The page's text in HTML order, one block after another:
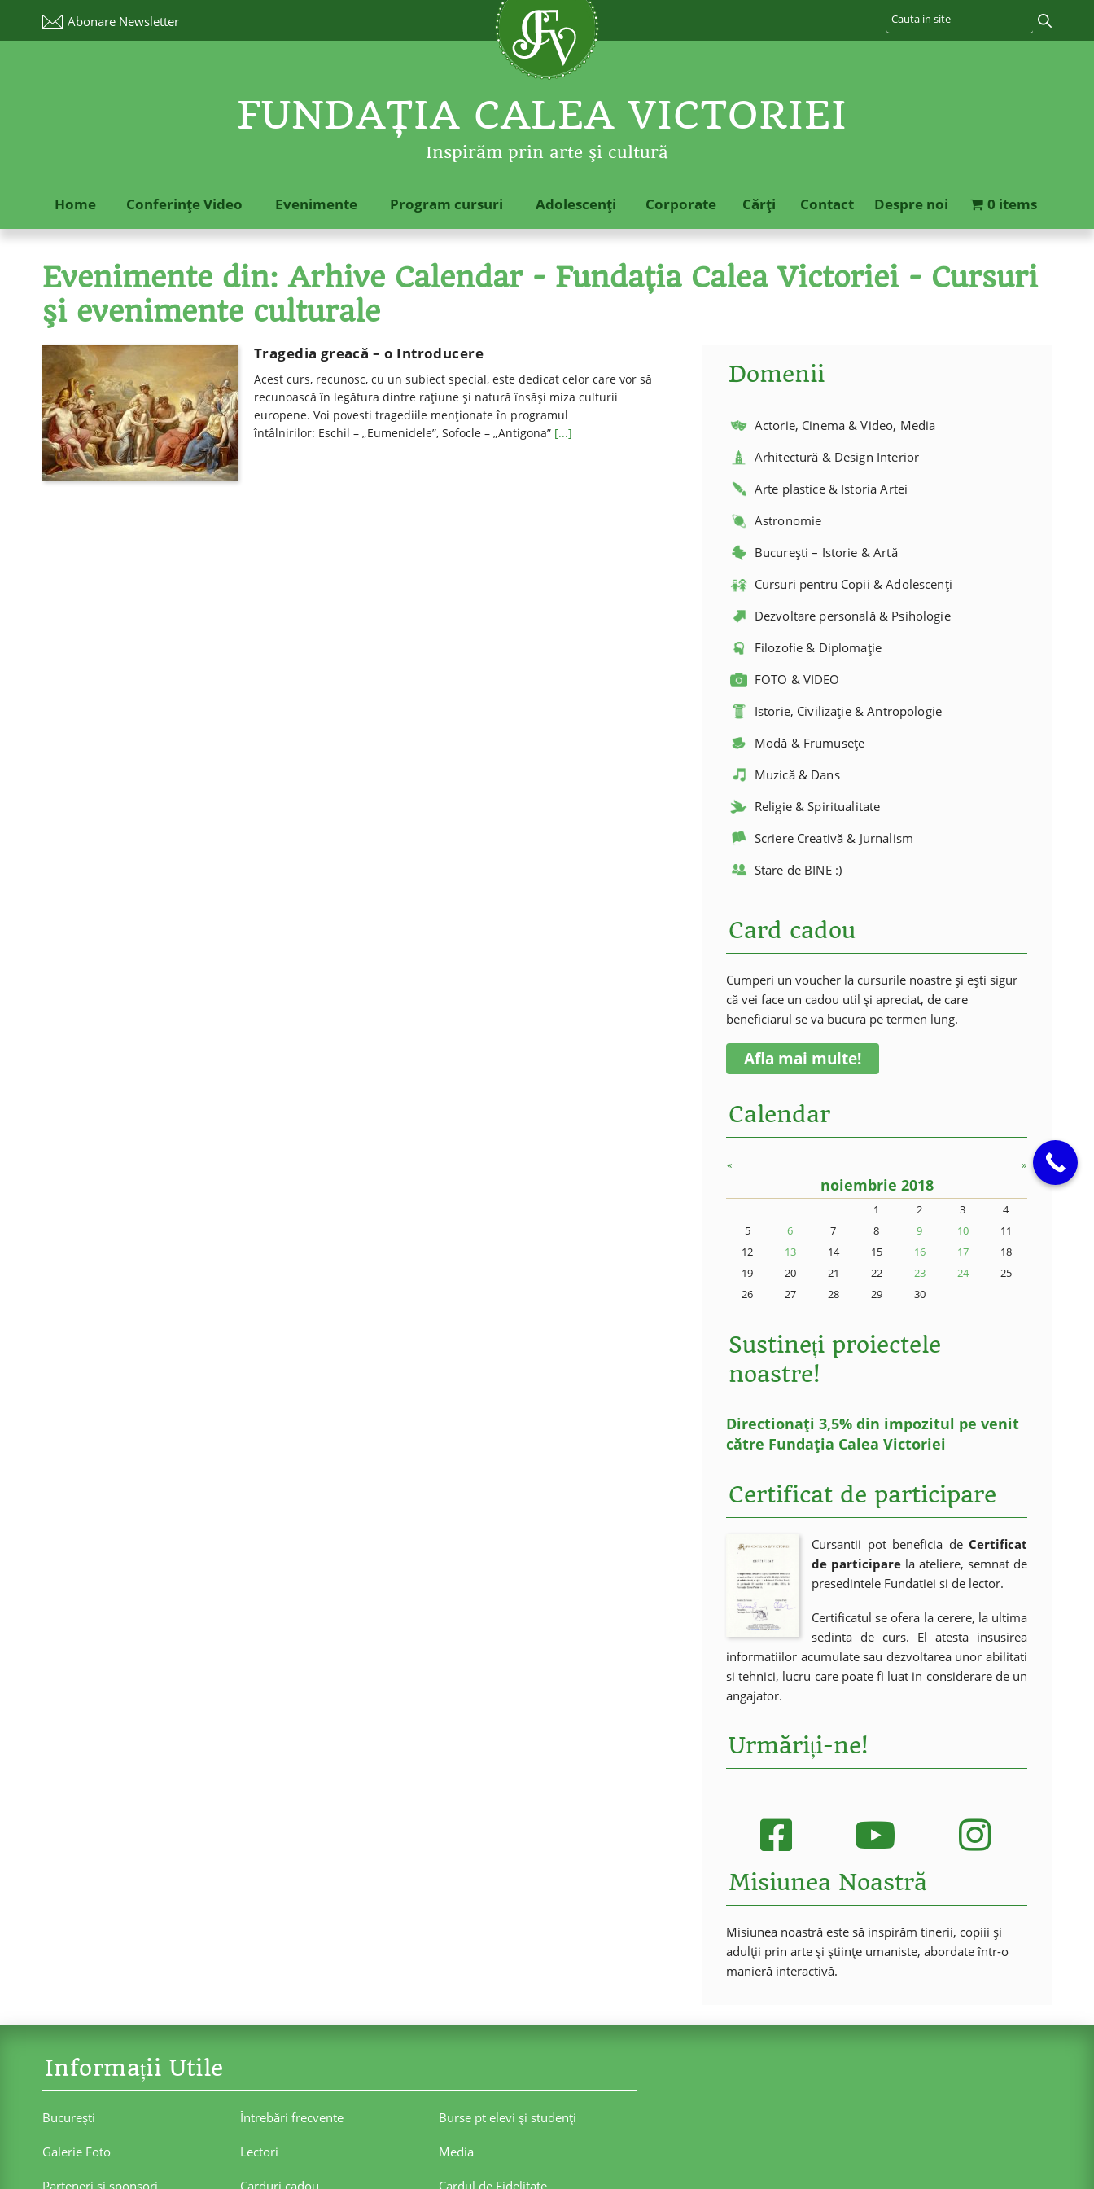
Abonare Newsletter
FUNDAŢIA CALEA VICTORIEI
Inspirăm prin arte şi cultură
Home Conferinţe Video Evenimente Program cursuri Adolescenţi Corporate Cărţi Contact Despre noi 0 items
Evenimente din: Arhive Calendar - Fundaţia Calea Victoriei - Cursuri
şi evenimente culturale
Tragedia greacă – o Introducere
Acest curs, recunosc, cu un subiect special, este dedicat celor care vor să
recunoască în legătura dintre rațiune și natură însăși miza culturii
europene. Voi povesti tragediile menționate în programul
întâlnirilor: Eschil – „Eumenidele”, Sofocle – „Antigona” [...]
Domenii
Actorie, Cinema & Video, Media
Arhitectură & Design Interior
Arte plastice & Istoria Artei
Astronomie
București – Istorie & Artă
Cursuri pentru Copii & Adolescenți
Dezvoltare personală & Psihologie
Filozofie & Diplomație
FOTO & VIDEO
Istorie, Civilizație & Antropologie
Modă & Frumusețe
Muzică & Dans
Religie & Spiritualitate
Scriere Creativă & Jurnalism
Stare de BINE :)
Card cadou
Cumperi un voucher la cursurile noastre și ești sigur
că vei face un cadou util și apreciat, de care
beneficiarul se va bucura pe termen lung.
Afla mai multe!
Calendar
« »
noiembrie 2018
1 2 3
4
5
6 7 8 9 10
11
12
13 14 15 16 17
18
19
20 21 22 23 24
25
26
27 28 29 30
Sustineți proiectele
noastre!
Directionați 3,5% din impozitul pe venit
către Fundația Calea Victoriei
Certificat de participare
Cursantii pot beneficia de Certificat
de participare la ateliere, semnat de
presedintele Fundatiei si de lector.
Certificatul se ofera la cerere, la ultima
sedinta de curs. El atesta insusirea
informatiilor acumulate sau dezvoltarea unor abilitati
si tehnici, lucru care poate fi luat in considerare de un
angajator.
Urmăriți-ne!
Misiunea Noastră
Misiunea noastră este să inspirăm tinerii, copiii și
adulții prin arte și științe umaniste, abordate într-o
manieră interactivă.
Informații Utile
Bucureşti Întrebări frecvente Burse pt elevi şi studenţi
Galerie Foto Lectori Media
Parteneri şi sponsori Carduri cadou Cardul de Fidelitate